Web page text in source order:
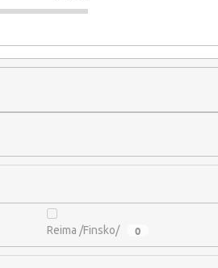
Reima /Finsko/ 0